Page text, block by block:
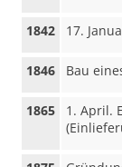
1842 17.
1846 Bau
1865
1. April.